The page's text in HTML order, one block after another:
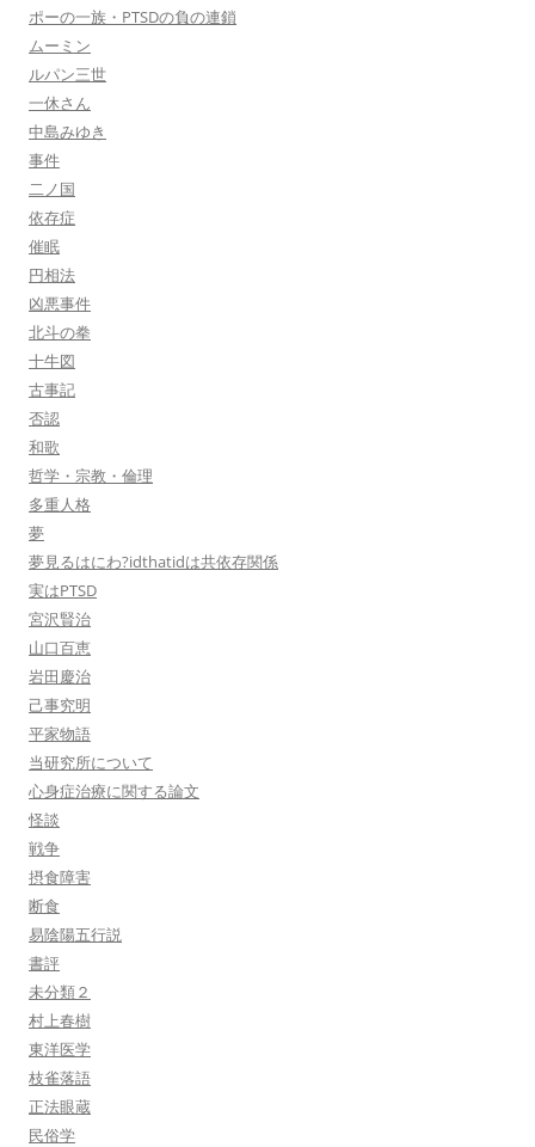
ポーの一族・PTSDの負の連鎖
ムーミン
ルパン三世
一休さん
中島みゆき
事件
二ノ国
依存症
催眠
円相法
凶悪事件
北斗の拳
十牛図
古事記
否認
和歌
哲学・宗教・倫理
多重人格
夢
夢見るはにわ?idthatidは共依存関係
実はPTSD
宮沢賢治
山口百恵
岩田慶治
己事究明
平家物語
当研究所について
心身症治療に関する論文
怪談
戦争
摂食障害
断食
易陰陽五行説
書評
未分類２
村上春樹
東洋医学
枝雀落語
正法眼蔵
民俗学